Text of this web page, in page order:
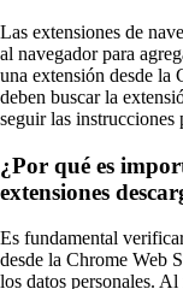
Las extensiones de
al navegador para
una extensión desde la
deben buscar la
seguir las instrucciones
¿Por qué es
extensiones
Es fundamental
desde la Chrome Web
los datos personales.